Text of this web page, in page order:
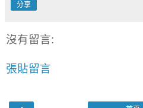
分享
沒有留言:
張貼留言